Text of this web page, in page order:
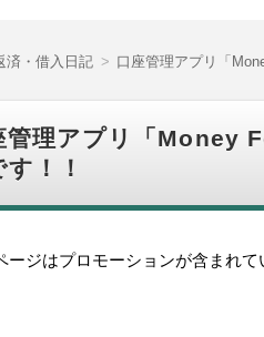
済・借入日記 口座管理アプリ「
管理アプリ「Money
！！
ジはプロモーションが含まれて